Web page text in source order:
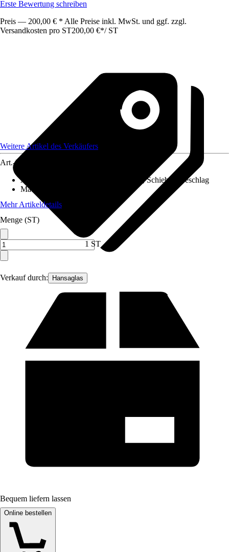
Erste Bewertung schreiben
Preis — 200,00 € * Alle Preise inkl. MwSt. und ggf. zzgl.
Versandkosten pro ST200,00 €*/ ST
Verkauf durch: Hansaglas
Weitere Artikel des Verkäufers
Art.-Nr.
Anwendungsbereich
Glas-Schiebetür, Schiebetürbeschlag
Materialspezifizierung
Mehr Artikeldetails
Menge (ST)
1 ST
Bequem liefern lassen
Online bestellen